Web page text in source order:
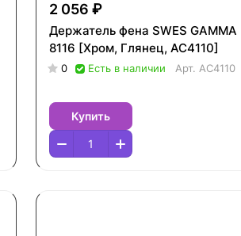
2 056 ₽
Держатель фена SWES GAMMA
8116 [Хром, Глянец, AC4110]
0 Есть в наличии Арт. AC4110
Купить